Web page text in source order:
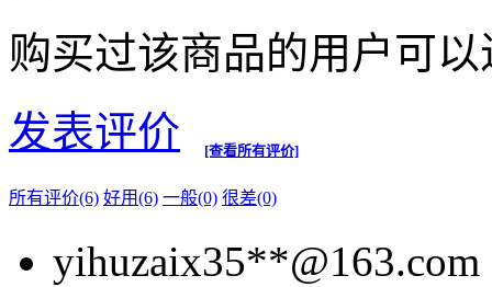
购买过该商品的用户可
发表评价
[查看所有评价]
所有评价(6) 好用(6) 一般(0) 很差(0)
yihuzaix35**@163.com